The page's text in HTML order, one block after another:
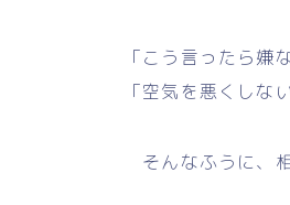
「こう言ったら嫌
「空気を悪くしな
そんなふうに、